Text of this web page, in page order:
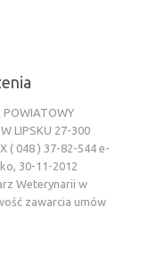
POWIATOWY
LIPSKU 27-300
( 048 ) 37-82-544 e-
30-11-2012
Weterynarii w
zawarcia umów